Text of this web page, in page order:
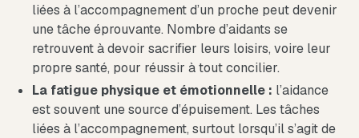
liées à l’accompagnement d’un proche peut devenir
une tâche éprouvante. Nombre d’aidants se
retrouvent à devoir sacrifier leurs loisirs, voire leur
propre santé, pour réussir à tout concilier.
La fatigue physique et émotionnelle : l’aidance
est souvent une source d’épuisement. Les tâches
liées à l’accompagnement, surtout lorsqu’il s’agit de